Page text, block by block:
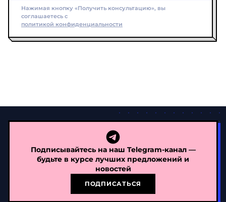
Нажимая кнопку «Получить консультацию», вы
соглашаетесь с
политикой конфиденциальности
Подписывайтесь на наш Telegram-канал —
будьте в курсе лучших предложений и
новостей
ПОДПИСАТЬСЯ